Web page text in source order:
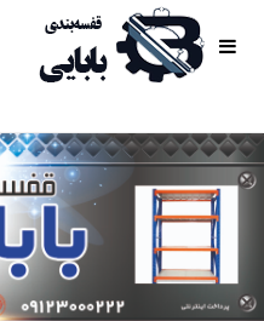
محصولات
مقالات
درباره
تماس
باما